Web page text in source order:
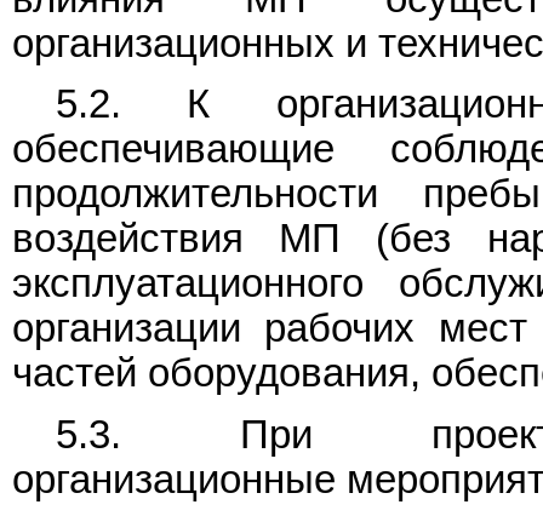
организационных и
5.2. К
обеспечивающие
продолжительности
воздействия МП (без
эксплуатационного
организации рабочих
частей оборудования,
5.3. При
организационные